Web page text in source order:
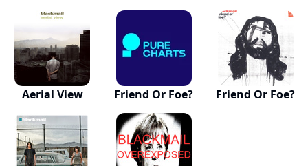
Aerial View Friend Or Foe? Friend Or Foe?